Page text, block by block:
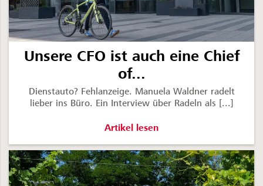
Unsere CFO ist auch eine Chief
of...
Dienstauto? Fehlanzeige. Manuela Waldner radelt
lieber ins Büro. Ein Interview über Radeln als [...]
Unsere CFO ist auch eine Chief of
Artikel lesen